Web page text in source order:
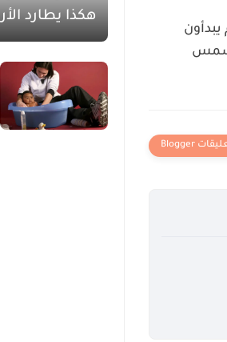
شمس
هكذا يطارد